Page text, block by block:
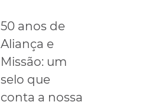
50 anos de
Aliança e
Missão: um
selo que
conta a nossa